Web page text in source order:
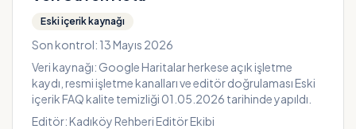
Eski içerik kaynağı
Son kontrol: 13 Mayıs 2026
Veri kaynağı: Google Haritalar herkese açık işletme
kaydı, resmi işletme kanalları ve editör doğrulaması Eski
içerik FAQ kalite temizliği 01.05.2026 tarihinde yapıldı.
Editör:Kadıköy Rehberi Editör Ekibi